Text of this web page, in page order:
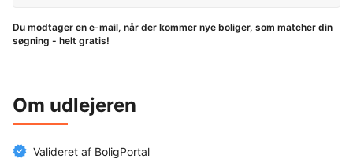
Du modtager en e-mail, når der kommer nye boliger, som matcher din
søgning - helt gratis!
Om udlejeren
Valideret af BoligPortal